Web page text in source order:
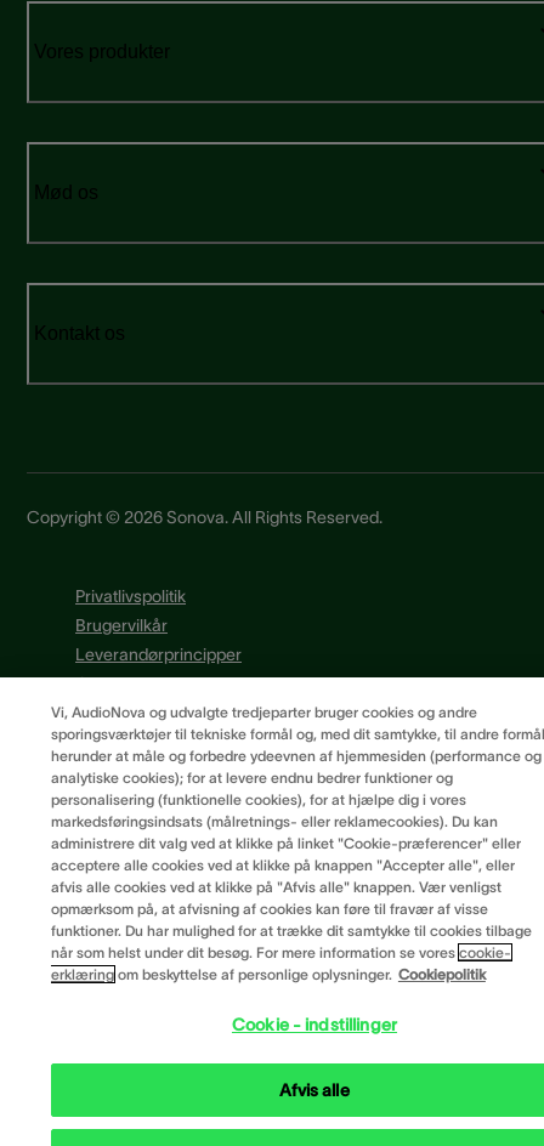
Vores produkter
Mød os
Kontakt os
Copyright © 2026 Sonova. All Rights Reserved.
Privatlivspolitik
Brugervilkår
Leverandørprincipper
Cookiepræferencer
Vi, AudioNova og udvalgte tredjeparter bruger cookies og andre
sporingsværktøjer til tekniske formål og, med dit samtykke, til andre
herunder at måle og forbedre ydeevnen af hjemmesiden (performance og
analytiske cookies); for at levere endnu bedrer funktioner og
personalisering (funktionelle cookies), for at hjælpe dig i vores
markedsføringsindsats (målretnings- eller reklamecookies). Du kan
administrere dit valg ved at klikke på linket "Cookie-præferencer" eller
acceptere alle cookies ved at klikke på knappen "Accepter alle", eller
afvis alle cookies ved at klikke på "Afvis alle" knappen. Vær venligst
opmærksom på, at afvisning af cookies kan føre til fravær af visse
funktioner. Du har mulighed for at trække dit samtykke til cookies tilbage
når som helst under dit besøg. For mere information se vores cookie-
erklæringom beskyttelse af personlige oplysninger. Cookiepolitik
Cookie - indstillinger
Afvis alle